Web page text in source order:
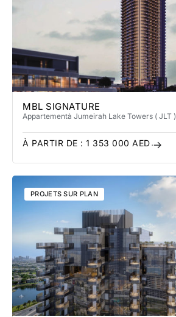
MBL SIGNATURE
Appartementà Jumeirah Lake Towers​ ( JLT )
À PARTIR DE : 1 353 000 AED
PROJETS SUR PLAN